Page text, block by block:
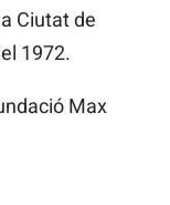
Ciutat de
1972.
Max